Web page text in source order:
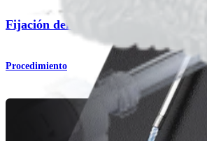
Fijación del injerto para el ligamento
Procedimiento